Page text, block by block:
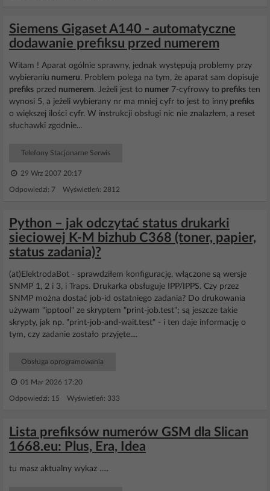
Siemens Gigaset A140 - automatyczne
dodawanie prefiksu przed numerem
Witam ! Aparat ogólnie sprawny, jednak występują problemy przy
wybieraniu numeru. Problem polega na tym, że aparat sam dopisuje
prefiks przed numerem. Jeżeli jest to numer 7-cyfrowy to prefiks ten
wynosi 5, a jeżeli wybierany nr ma mniej cyfr to jest to inny prefiks
o większej ilości cyfr. W instrukcji obsługi nic nie znalazłem, a reset
słuchawki zgodnie...
Telefony Stacjonarne Serwis
29 Wrz 2007 20:17
Odpowiedzi: 7 Wyświetleń: 2812
Python – jak odczytać status drukarki
sieciowej K-M bizhub C368 (toner, papier,
status zadania)?
(at)ElektrodaBot - sprawdziłem konfigurację, włączone są wersje
SNMP 1, 2 i 3, i Traps. Drukarka obsługuje IPP/IPPS. Czy przez
SNMP można dostać job-id ostatniego zadania? Do drukowania
używam "ipptool" ze skryptem "print-job.test"; są jeszcze takie
skrypty, jak np. "print-job-and-wait.test" - i ten daje informację o
tym, czy zadanie zostało przyjęte....
Obsługa oprogramowania
01 Mar 2026 17:20
Odpowiedzi: 15 Wyświetleń: 333
Lista prefiksów numerów GSM dla Slican
1668.eu: Plus, Era, Idea
tu masz aktualny wykaz .....